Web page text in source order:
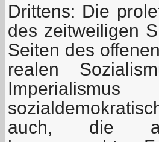
Drittens: Die
des zeitweiligen
Seiten des
realen
auch, die